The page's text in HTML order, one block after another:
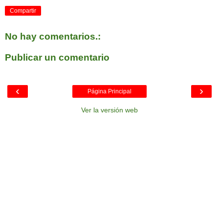
Compartir
No hay comentarios.:
Publicar un comentario
‹ ›
Página Principal
Ver la versión web